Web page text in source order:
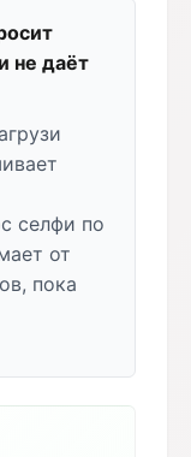
не даёт
селфи по
от
пока